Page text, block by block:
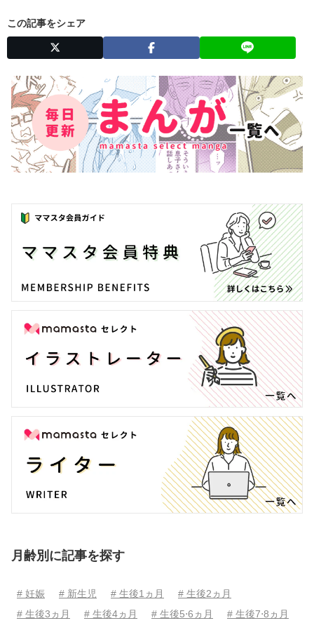
この記事をシェア
月齢別に記事を探す
# 妊娠 # 新生児 # 生後1ヵ月
# 生後2ヵ月
# 生後3ヵ月
# 生後4ヵ月 # 生後5⋅6ヵ月
# 生後7⋅8ヵ月